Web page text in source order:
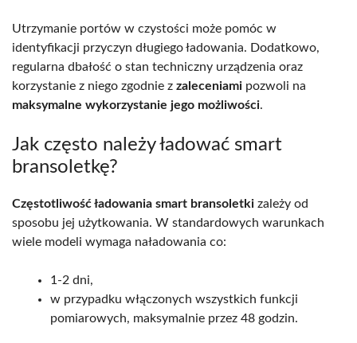
Utrzymanie portów w czystości może pomóc w
identyfikacji przyczyn długiego ładowania. Dodatkowo,
regularna dbałość o stan techniczny urządzenia oraz
korzystanie z niego zgodnie z zaleceniami pozwoli na
maksymalne wykorzystanie jego możliwości.
Jak często należy ładować smart
bransoletkę?
Częstotliwość ładowania smart bransoletki zależy od
sposobu jej użytkowania. W standardowych warunkach
wiele modeli wymaga naładowania co:
1-2 dni,
w przypadku włączonych wszystkich funkcji
pomiarowych, maksymalnie przez 48 godzin.